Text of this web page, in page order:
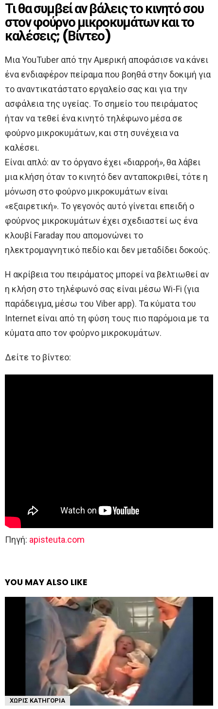
Τι θα συμβεί αν βάλεις το κινητό σου
στον φούρνο μικροκυμάτων και το
καλέσεις; (Βίντεο)
Μια YouTuber από την Αμερική αποφάσισε να κάνει
ένα ενδιαφέρον πείραμα που βοηθά στην δοκιμή για
το αναντικατάστατο εργαλείο σας και για την
ασφάλεια της υγείας. Το σημείο του πειράματος
ήταν να τεθεί ένα κινητό τηλέφωνο μέσα σε
φούρνο μικροκυμάτων, και στη συνέχεια να
καλέσει.
Είναι απλό: αν το όργανο έχει «διαρροή», θα λάβει
μια κλήση όταν το κινητό δεν ανταποκριθεί, τότε η
μόνωση στο φούρνο μικροκυμάτων είναι
«εξαιρετική». Το γεγονός αυτό γίνεται επειδή ο
φούρνος μικροκυμάτων έχει σχεδιαστεί ως ένα
κλουβί Faraday που απομονώνει το
ηλεκτρομαγνητικό πεδίο και δεν μεταδίδει δοκούς.
Η ακρίβεια του πειράματος μπορεί να βελτιωθεί αν
η κλήση στο τηλέφωνό σας είναι μέσω Wi-Fi (για
παράδειγμα, μέσω του Viber app). Τα κύματα του
Internet είναι από τη φύση τους πιο παρόμοια με τα
κύματα απο τον φούρνο μικροκυμάτων.
Δείτε το βίντεο:
Πηγή: apisteuta.com
YOU MAY ALSO LIKE
ΧΩΡΊΣ ΚΑΤΗΓΟΡΊΑ